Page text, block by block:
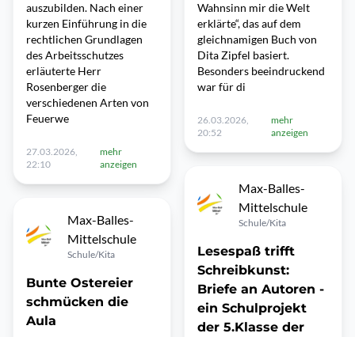
auszubilden. Nach einer
kurzen Einführung in die
rechtlichen Grundlagen
des Arbeitsschutzes
erläuterte Herr
Rosenberger die
verschiedenen Arten von
Feuerwe
27.03.2026,
22:10
mehr
anzeigen
Max-Balles-
Mittelschule
Schule/Kita
Bunte Ostereier
schmücken die
Aula
Wahnsinn mir die Welt
erklärte“, das auf dem
gleichnamigen Buch von
Dita Zipfel basiert.
Besonders beeindruckend
war für di
26.03.2026,
20:52
mehr
anzeigen
Max-Balles-
Mittelschule
Schule/Kita
Lesespaß trifft
Schreibkunst:
Briefe an Autoren -
ein Schulprojekt
der 5.Klasse der